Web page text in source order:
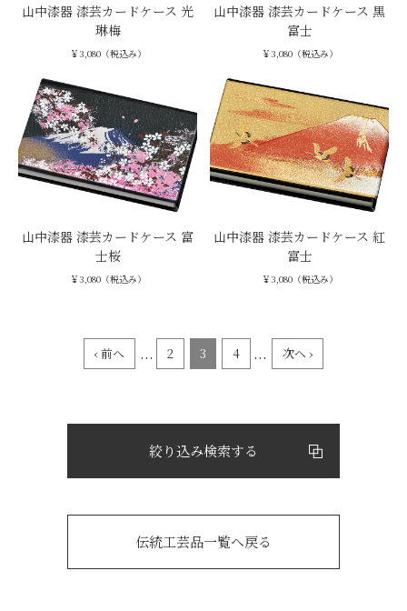
山中漆器 漆芸カードケース 光
琳梅
￥3,080（税込み）
山中漆器 漆芸カードケース 黒
富士
￥3,080（税込み）
山中漆器 漆芸カードケース 富
士桜
￥3,080（税込み）
山中漆器 漆芸カードケース 紅
富士
￥3,080（税込み）
‹ 前へ ... 2 3 4 ... 次へ ›
絞り込み検索する
伝統工芸品一覧へ戻る